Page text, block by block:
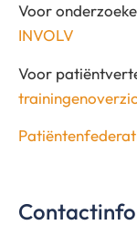
Voor
INVOLV
Voor